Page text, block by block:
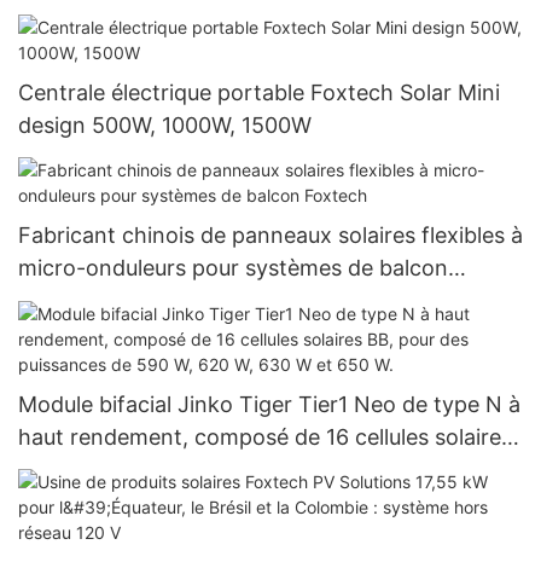
IP66, pour extérieur.
Centrale électrique portable Foxtech Solar Mini
design 500W, 1000W, 1500W
Fabricant chinois de panneaux solaires flexibles à
micro-onduleurs pour systèmes de balcon
Foxtech
Module bifacial Jinko Tiger Tier1 Neo de type N à
haut rendement, composé de 16 cellules solaires
BB, pour des puissances de 590 W, 620 W, 630 W
et 650 W.